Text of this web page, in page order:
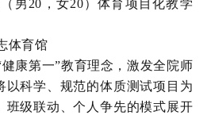
男20，女20）体育项目化教学
体育馆
康第一”教育理念，激发全院师
以科学、规范的体质测试项目为
班级联动、个人争先的模式展开